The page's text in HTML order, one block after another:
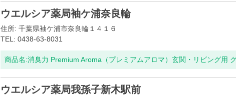
ウエルシア薬局袖ケ浦奈良輪
住所: 千葉県袖ケ浦市奈良輪１４１６
TEL: 0438-63-8031
商品名:消臭力 Premium Aroma（プレミアムアロマ）玄関・リビング用
ウエルシア薬局我孫子新木駅前